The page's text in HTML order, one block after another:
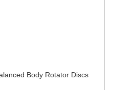
Body Rotator Discs